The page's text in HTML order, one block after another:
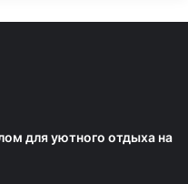
для уютного отдыха на